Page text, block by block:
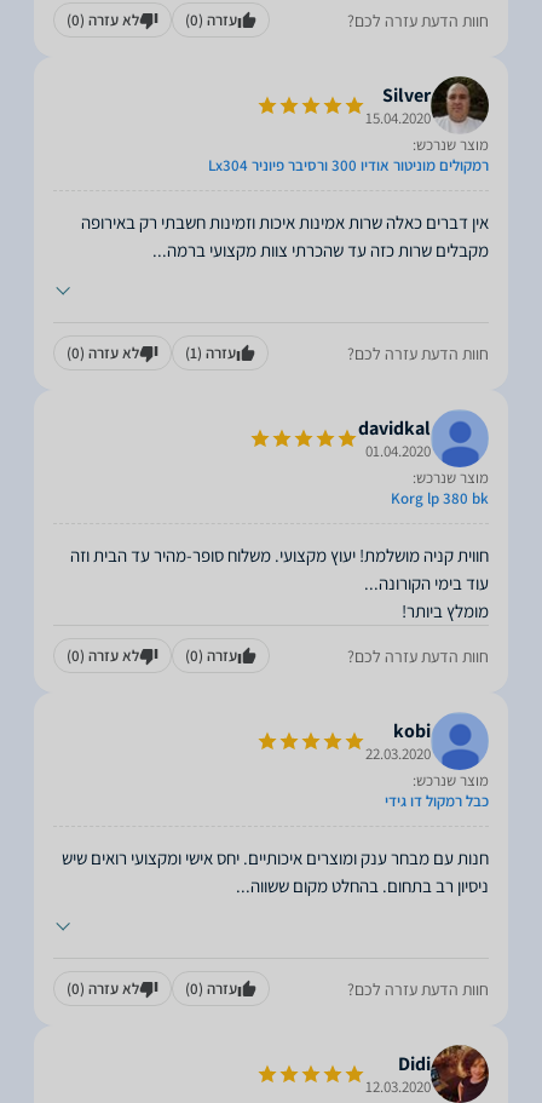
חוות הדעת עזרה לכם? עזרה (0) לא עזרה (0)
Silver
15.04.2020
מוצר שנרכש:
רמקולים מוניטור אודיו 300 ורסיבר פיוניר Lx304
אין דברים כאלה שרות אמינות איכות וזמינות חשבתי רק באירופה
מקבלים שרות כזה עד שהכרתי צוות מקצועי ברמה...
חוות הדעת עזרה לכם? עזרה (1) לא עזרה (0)
davidkal
01.04.2020
מוצר שנרכש:
Korg lp 380 bk
חווית קניה מושלמת! יעוץ מקצועי. משלוח סופר-מהיר עד הבית וזה
מומלץ ביותר!
חוות הדעת עזרה לכם? עזרה (0) לא עזרה (0)
kobi
22.03.2020
מוצר שנרכש:
כבל רמקול דו גידי
חנות עם מבחר ענק ומוצרים איכותיים. יחס אישי ומקצועי רואים שיש
ניסיון רב בתחום. בהחלט מקום ששווה...
חוות הדעת עזרה לכם? עזרה (0) לא עזרה (0)
Didi
12.03.2020